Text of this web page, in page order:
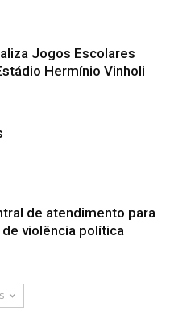
Jogos Escolares
Hermínio Vinholi
de atendimento para
violência política